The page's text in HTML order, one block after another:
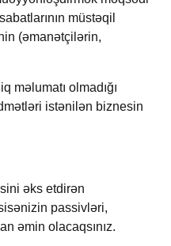
müstəqil
(əmanətçilərin,
olmadığı
istənilən biznesin
əks etdirən
passivləri,
əmin olacaqsınız.